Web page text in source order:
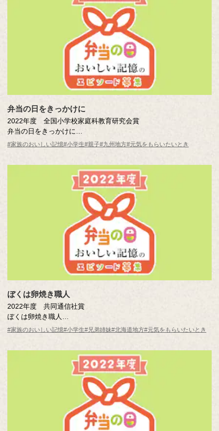
弁当の日をきっかけに
2022年度 全国小学校家庭科教育研究会賞
弁当の日をきっかけに
平田 知友楽 （伊江村立伊江小学校6年）
#家族のおいしい記憶#小学生#親子#九州地方#元気をもらいたいとき
ぼくは卵焼き職人
2022年度 共同通信社賞
ぼくは卵焼き職人
藤井 雄大 （札幌市立平岸高台小学校4年）
#家族のおいしい記憶#小学生#兄弟姉妹#北海道地方#元気をもらいたいとき